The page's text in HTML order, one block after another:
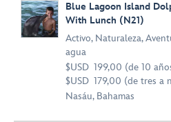
Blue Lagoon Island
With Lunch (N21)
Activo, Naturaleza,
agua
$USD 199,00 (de 10
$USD 179,00 (de tres a
Nasáu, Bahamas